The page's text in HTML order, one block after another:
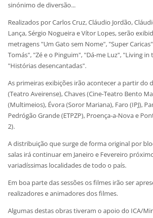
sinónimo de diversão...
Realizados por Carlos Cruz, Cláudio Jordão,
Lança, Sérgio Nogueira e Vítor Lopes, serão
metragens "Um Gato sem Nome", "Super
Tomás", "Zé e o Pinguim", "Dá-me Luz", "Living in
"Histórias desencantadas".
As primeiras exibições irão acontecer a partir do
(Teatro Aveirense), Chaves (Cine-Teatro Bento
(Multimeios), Évora (Soror Mariana), Faro (IPJ),
Pedrógão Grande (ETPZP), Proença-a-Nova e
2).
A distribuição que surge de forma original por
salas irá continuar em Janeiro e Fevereiro
variadíssimas localidades de todo o país.
Em boa parte das sessões os filmes irão ser
realizadores e animadores dos filmes.
Algumas destas obras tiveram o apoio do ICA/